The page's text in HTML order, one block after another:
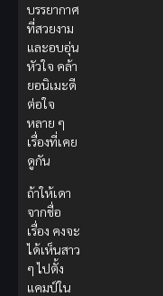
บรรยากาศ
ที่สวยงาม
และอบอุ่น
หัวใจ คล้า
ยอนิเมะดี
ต่อใจ
หลาย ๆ
เรื่องที่เคย
ดูกัน
ถ้าให้เดา
จากชื่อ
เรื่อง คงจะ
ได้เห็นสาว
ๆ ไปตั้ง
แคมป์ใน